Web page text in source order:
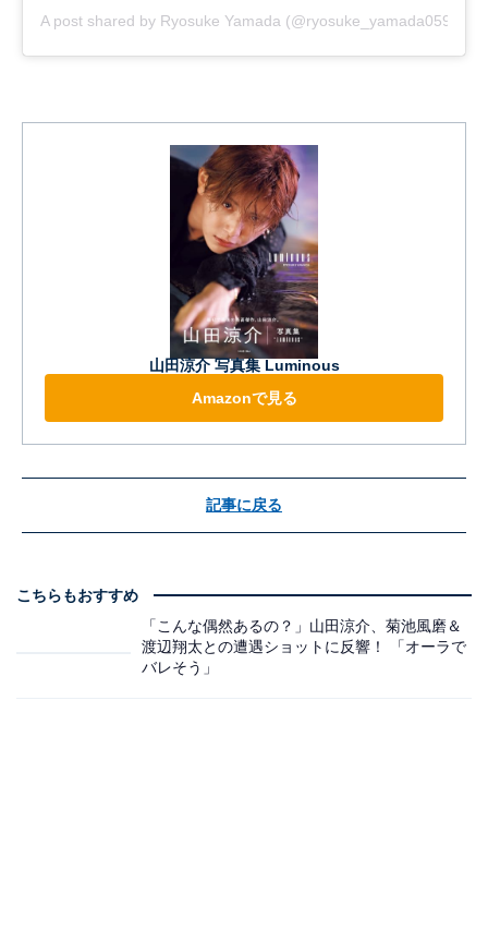
A post shared by Ryosuke Yamada (@ryosuke_yamada059)
山田涼介 写真集 Luminous
Amazonで見る
記事に戻る
こちらもおすすめ
「こんな偶然あるの？」山田涼介、菊池風磨＆
渡辺翔太との遭遇ショットに反響！ 「オーラで
バレそう」